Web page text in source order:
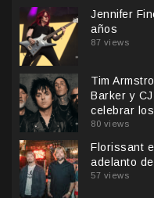
Jennifer
años
87 views
Tim
Barker y
celebrar
80 views
Florissant
adelanto
57 views